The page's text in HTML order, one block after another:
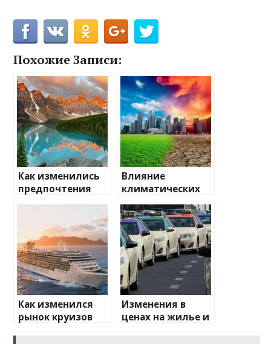
Похожие Записи:
Как изменились
предпочтения
туристов
Влияние
климатических
изменений на
туристические
направления
Как изменился
рынок круизов
Изменения в
ценах на жилье и